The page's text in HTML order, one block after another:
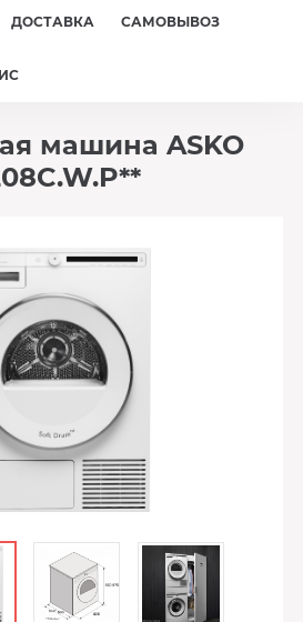
ДОСТАВКА САМОВЫВОЗ
машина ASKO